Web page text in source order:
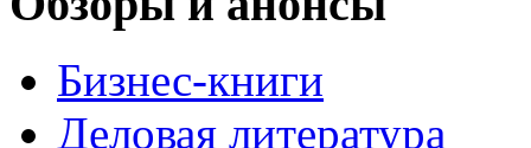
Бизнес-книги
Деловая литература